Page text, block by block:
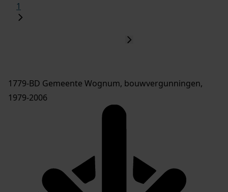
1
1779-BD Gemeente Wognum, bouwvergunningen,
1979-2006